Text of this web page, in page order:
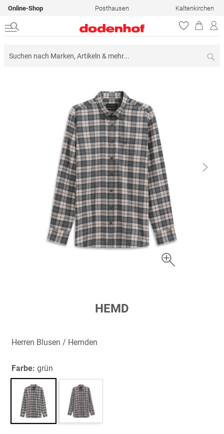
Online-Shop Posthausen Kaltenkirchen
springen
HEMD
Herren Blusen / Hemden
Farbe: grün